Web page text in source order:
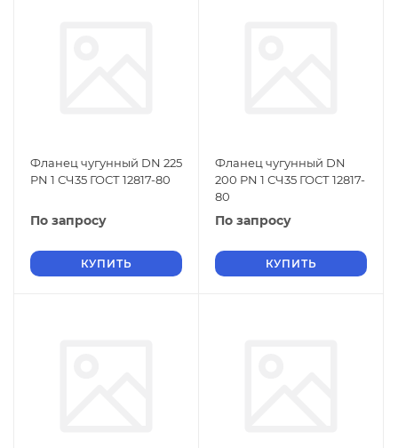
Фланец чугунный DN 225
PN 1 СЧ35 ГОСТ 12817-80
По запросу
КУПИТЬ
Фланец чугунный DN
200 PN 1 СЧ35 ГОСТ 12817-
80
По запросу
КУПИТЬ